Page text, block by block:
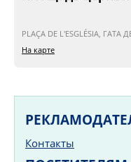
PLAÇA DE L'ESGLÉSIA, ГАТА
На карте
Контакты